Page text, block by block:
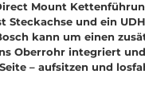
Mount
Steckachse und ein
kann um einen
Oberrohr integriert
– aufsitzen und